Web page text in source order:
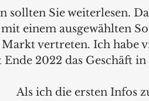
sollten Sie weiterlesen.
einem ausgewählten
vertreten. Ich habe
Ende 2022 das Geschäft
Als ich die ersten Infos